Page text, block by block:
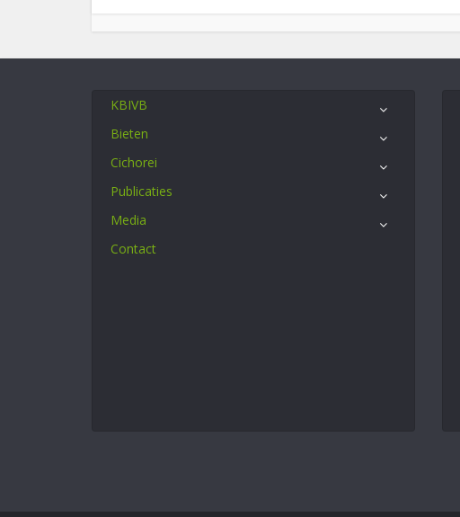
KBIVB
Bieten
Cichorei
Publicaties
Media
Contact